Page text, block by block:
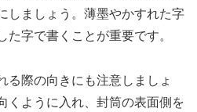
しましょう。薄墨やかすれた字
た字で書くことが重要です。
る際の向きにも注意しましょ
くように入れ、封筒の表面側を